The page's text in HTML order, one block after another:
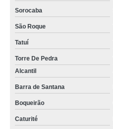
Sorocaba
São Roque
Tatuí
Torre De Pedra
Alcantil
Barra de Santana
Boqueirão
Caturité